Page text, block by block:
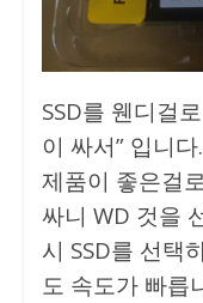
SSD를 웬디걸
이 싸서” 입니
제품이 좋은걸
싸니 WD 것을
시 SSD를 선택
도 속도가 빠릅